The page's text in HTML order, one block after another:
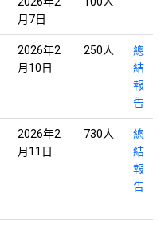
月7日
2026年2
月10日
250人
總
結
報
告
2026年2
月11日
730人
總
結
報
告